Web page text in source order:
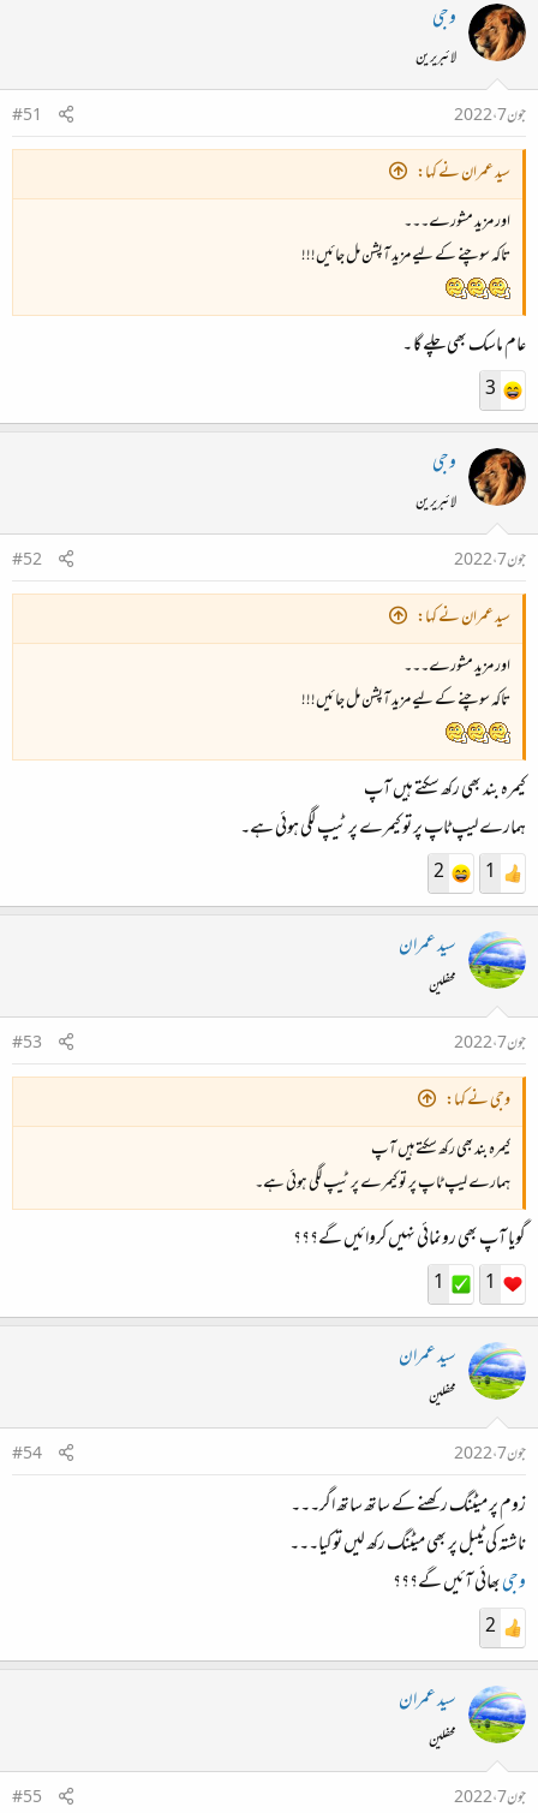
وجی
لائبریرین
جون 7، 2022
#51
سید عمران نے کہا:
اور مزید مشورے۔۔۔
تاکہ سوچنے کے لیے مزید آپشن مل جائیں!!!
عام ماسک بھی چلے گا ۔
3
وجی
لائبریرین
جون 7، 2022
#52
سید عمران نے کہا:
اور مزید مشورے۔۔۔
تاکہ سوچنے کے لیے مزید آپشن مل جائیں!!!
کیمرہ بند بھی رکھ سکتے ہیں آپ
ہمارے لیپ ٹاپ پر تو کیمرے پر ٹیپ لگی ہوئی ہے۔
1
2
سید عمران
محفلین
جون 7، 2022
#53
وجی نے کہا:
کیمرہ بند بھی رکھ سکتے ہیں آپ
ہمارے لیپ ٹاپ پر تو کیمرے پر ٹیپ لگی ہوئی ہے۔
گویا آپ بھی رونمائی نہیں کروائیں گے؟؟؟
1
1
سید عمران
محفلین
جون 7، 2022
#54
زوم پر میٹنگ رکھنے کے ساتھ ساتھ اگر۔۔۔
ناشتہ کی ٹیبل پر بھی میٹنگ رکھ لیں تو کیا۔۔۔
وجیبھائی آئیں گے؟؟؟
2
سید عمران
محفلین
جون 7، 2022
#55